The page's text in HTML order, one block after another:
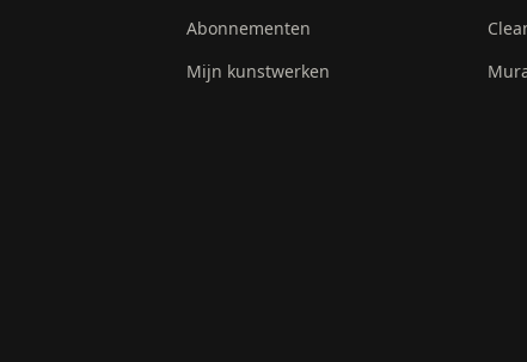
Abonnementen
Mijn kunstwerken